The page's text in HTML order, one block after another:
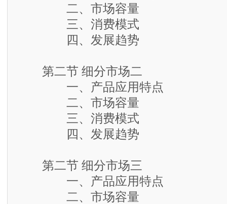
二、市场容量
三、消费模式
四、发展趋势
第二节 细分市场二
一、产品应用特点
二、市场容量
三、消费模式
四、发展趋势
第二节 细分市场三
一、产品应用特点
二、市场容量